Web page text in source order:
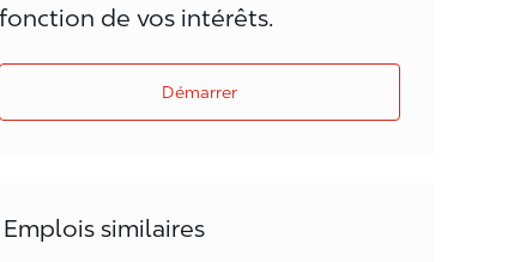
fonction de vos intérêts.
Démarrer
Emplois similaires